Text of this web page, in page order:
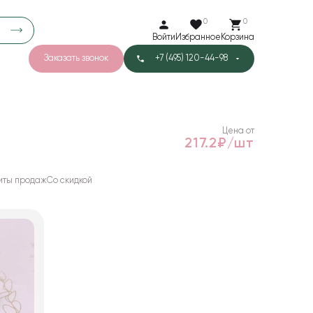
Войти
0
Избранное
0
Корзина
Заказать звонок +7 (495) 120-44-98
Бархат
Цена от
217.2₽/шт
продажСо скидкой